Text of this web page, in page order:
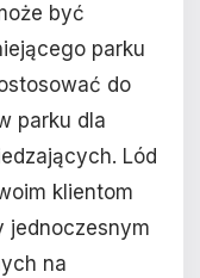
być
parku
do
parku dla
Lód
klientom
jednoczesnym
na